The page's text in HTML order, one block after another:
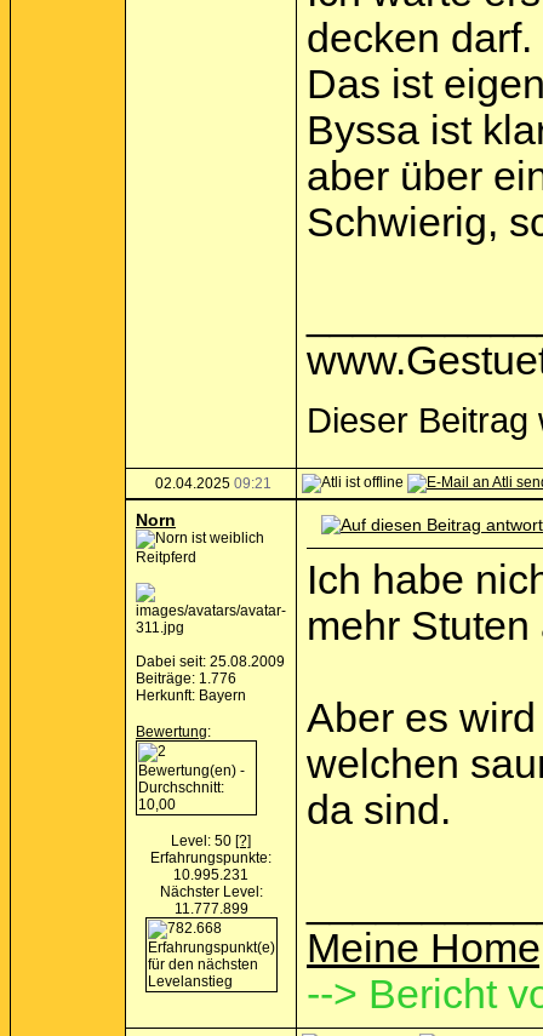
decken darf.
Das ist
Byssa ist
aber über
Schwierig,
Dieser
02.04.2025 09:21
Norn
Reitpferd
Dabei seit: 25.08.2009
Beiträge: 1.776
Herkunft: Bayern
Bewertung:
Level: 50 [?]
Erfahrungspunkte:
10.995.231
Nächster Level:
11.777.899
Ich habe
mehr
Aber es
welchen
da sind.
Meine
--> Bericht